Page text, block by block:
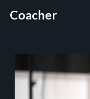
Coacher